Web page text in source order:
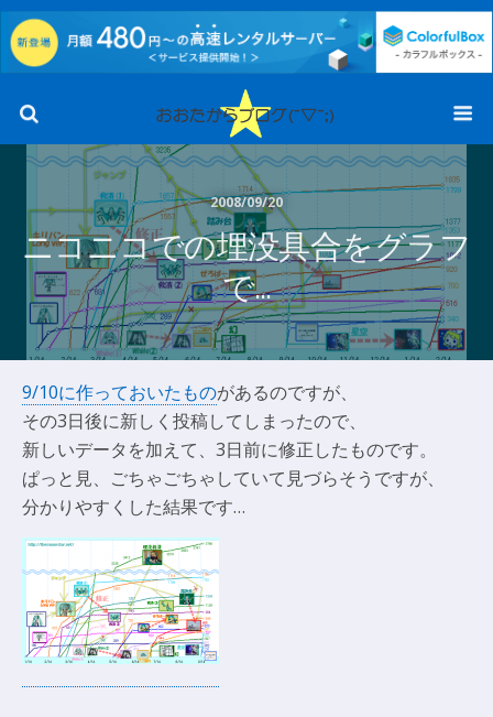
2008/09/20
ニコニコでの埋没具合をグラフ
で…
9/10に作っておいたものがあるのですが、
その3日後に新しく投稿してしまったので、
新しいデータを加えて、3日前に修正したものです。
ぱっと見、ごちゃごちゃしていて見づらそうですが、
分かりやすくした結果です…